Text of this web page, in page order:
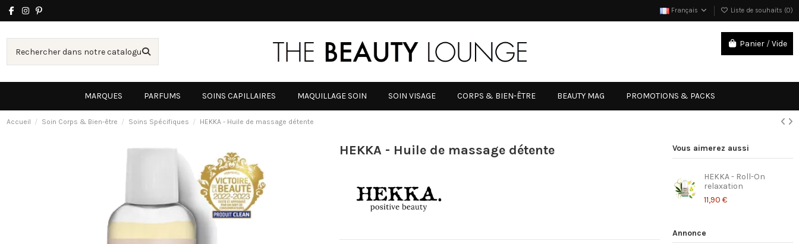
Français Liste de souhaits (0)
Panier /Vide
MARQUES PARFUMS SOINS CAPILLAIRES MAQUILLAGE SOIN SOIN VISAGE CORPS & BIEN-ÊTRE BEAUTY MAG PROMOTIONS & PACKS
Accueil Soin Corps & Bien-être Soins Spécifiques HEKKA - Huile de massage détente
HEKKA - Huile de massage détente Vous aimerez aussi
HEKKA - Roll-On
relaxation
11,90 €
Annonce